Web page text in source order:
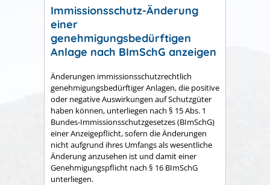
Immissionsschutz-Änderung
einer
genehmigungsbedürftigen
Anlage nach BImSchG anzeigen
Änderungen immissionsschutzrechtlich
genehmigungsbedürftiger Anlagen, die positive
oder negative Auswirkungen auf Schutzgüter
haben können, unterliegen nach § 15 Abs. 1
Bundes-Immissionsschutzgesetzes (BImSchG)
einer Anzeigepflicht, sofern die Änderungen
nicht aufgrund ihres Umfangs als wesentliche
Änderung anzusehen ist und damit einer
Genehmigungspflicht nach § 16 BImSchG
unterliegen.